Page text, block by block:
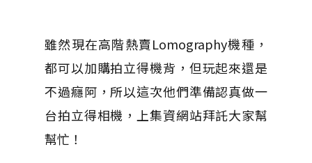
雖然現在高階熱賣Lomography機種，
都可以加購拍立得機背，但玩起來還是
不過癮阿，所以這次他們準備認真做一
台拍立得相機，上集資網站拜託大家幫
幫忙！